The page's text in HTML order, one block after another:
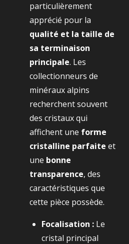
particulièrement
apprécié pour la
qualité et la taille de
sa terminaison
principale. Les
collectionneurs de
minéraux alpins
recherchent souvent
des cristaux qui
affichent une forme
cristalline parfaite et
une bonne
transparence, des
caractéristiques que
cette pièce possède.
Focalisation : Le
cristal principal